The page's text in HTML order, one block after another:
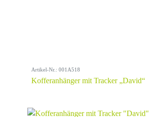
Artikel-Nr.: 001A518
Kofferanhänger mit Tracker „David“